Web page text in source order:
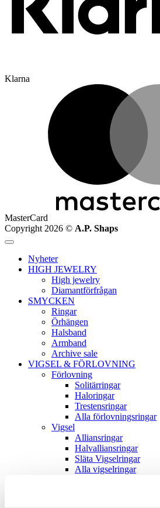
Klarna
MasterCard
Copyright 2026 © A.P. Shaps
Nyheter
HIGH JEWELRY
High jewelry
Diamantförfrågan
SMYCKEN
Ringar
Örhängen
Halsband
Armband
Archive sale
VIGSEL & FÖRLOVNING
Förlovning
Solitärringar
Haloringar
Trestensringar
Alla förlovningsringar
Vigsel
Alliansringar
Halvalliansringar
Släta Vigselringar
Alla vigselringar